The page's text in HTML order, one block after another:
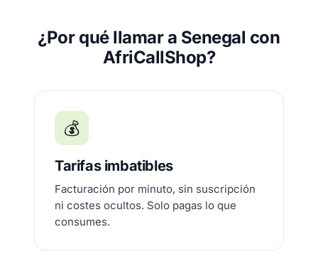
¿Por qué llamar a Senegal con
AfriCallShop?
💰
Tarifas imbatibles
Facturación por minuto, sin suscripción
ni costes ocultos. Solo pagas lo que
consumes.